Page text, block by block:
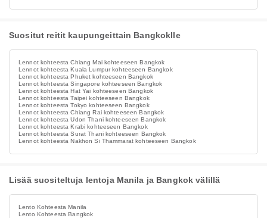
Suositut reitit kaupungeittain Bangkoklle
Lennot kohteesta Chiang Mai kohteeseen Bangkok
Lennot kohteesta Kuala Lumpur kohteeseen Bangkok
Lennot kohteesta Phuket kohteeseen Bangkok
Lennot kohteesta Singapore kohteeseen Bangkok
Lennot kohteesta Hat Yai kohteeseen Bangkok
Lennot kohteesta Taipei kohteeseen Bangkok
Lennot kohteesta Tokyo kohteeseen Bangkok
Lennot kohteesta Chiang Rai kohteeseen Bangkok
Lennot kohteesta Udon Thani kohteeseen Bangkok
Lennot kohteesta Krabi kohteeseen Bangkok
Lennot kohteesta Surat Thani kohteeseen Bangkok
Lennot kohteesta Nakhon Si Thammarat kohteeseen Bangkok
Lisää suositeltuja lentoja Manila ja Bangkok välillä
Lento Kohteesta Manila
Lento Kohteesta Bangkok